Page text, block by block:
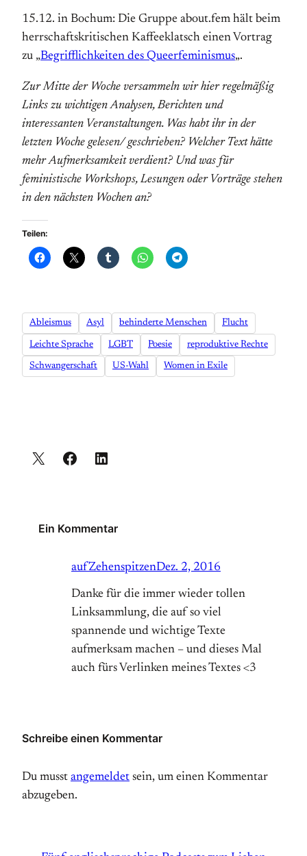
15.12. in Bochum: Die Gruppe about.fem hält beim
herrschaftskritischen Kaffeeklatsch einen Vortrag
zu „Begrifflichkeiten des Queerfeminismus„.
Zur Mitte der Woche versammeln wir hier regelmäßig
Links zu wichtigen Analysen, Berichten und
interessanten Veranstaltungen. Was habt ihr in der
letzten Woche gelesen/ geschrieben? Welcher Text hätte
mehr Aufmerksamkeit verdient? Und was für
feministische Workshops, Lesungen oder Vorträge stehen
in den nächsten Wochen an?
Teilen:
Ableismus Asyl behinderte Menschen Flucht
Leichte Sprache LGBT Poesie reproduktive Rechte
Schwangerschaft US-Wahl Women in Exile
Ein Kommentar
aufZehenspitzenDez. 2, 2016
Danke für die immer wieder tollen
Linksammlung, die auf so viel
spannende und wichtige Texte
aufmerksam machen – und dieses Mal
auch fürs Verlinken meines Textes <3
Schreibe einen Kommentar
Du musst angemeldet sein, um einen Kommentar
abzugeben.